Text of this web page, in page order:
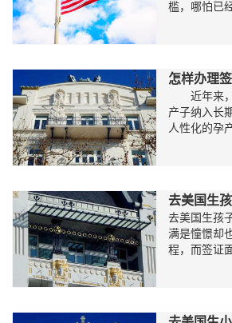
槛，哪怕已
证环节出了
近年来，
产子纳入长
人性化的孕
孩子锁定美
去美国生孩
满是憧憬却
程，而签证
重要关卡。